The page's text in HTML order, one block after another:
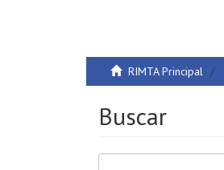
RIMTA Principal
Buscar